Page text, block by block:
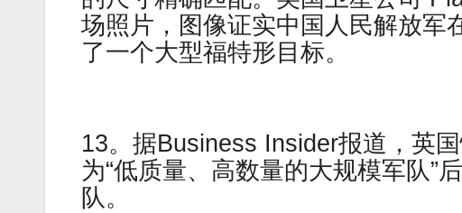
场照片，图像证实中国人民解放军
了一个大型福特形目标。
13。据Business Insider报道，英
为“低质量、高数量的大规模军队”
队。